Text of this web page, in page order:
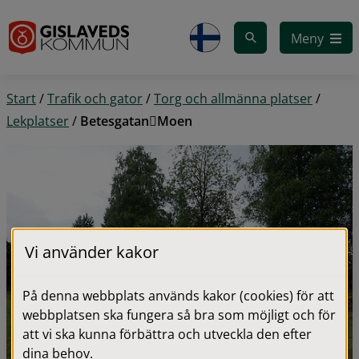
Meny
Start/Trafik och gator/Torg och allmänna platser/
Lekplatser/ BetesgatanMoen
Vi använder kakor
På denna webbplats används kakor (cookies) för att
webbplatsen ska fungera så bra som möjligt och för
att vi ska kunna förbättra och utveckla den efter
dina behov.